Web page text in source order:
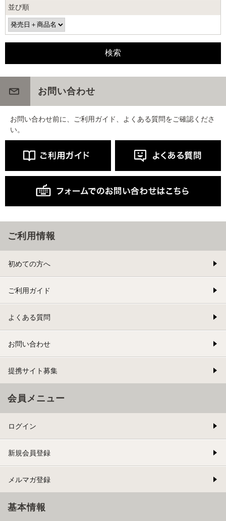
並び順
お問い合わせ
お問い合わせ前に、ご利用ガイド、よくある質問をご確認くださ
い。
ご利用情報
初めての方へ
ご利用ガイド
よくある質問
お問い合わせ
提携サイト募集
会員メニュー
ログイン
新規会員登録
メルマガ登録
基本情報